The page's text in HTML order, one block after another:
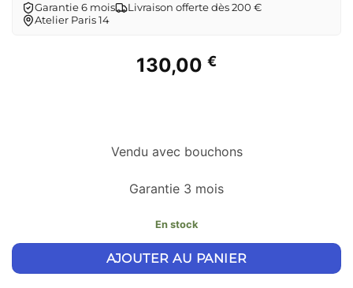
Garantie 6 mois
Livraison offerte dès 200 €
Atelier Paris 14
130,00 €
Vendu avec bouchons
Garantie 3 mois
En stock
AJOUTER AU PANIER
Alternative: